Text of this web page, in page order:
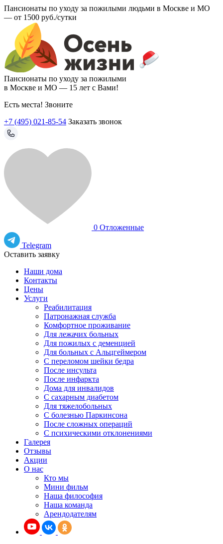
Пансионаты по уходу за пожилыми людьми в Москве и МО
— от 1500 руб./сутки
Пансионаты по уходу за пожилыми
в Москве и МО — 15 лет с Вами!
Есть места! Звоните
+7 (495) 021-85-54 Заказать звонок
0 Отложенные
Telegram
Оставить заявку
Наши дома
Контакты
Цены
Услуги
Реабилитация
Патронажная служба
Комфортное проживание
Для лежачих больных
Для пожилых с деменцией
Для больных с Альцгеймером
С переломом шейки бедра
После инсульта
После инфаркта
Дома для инвалидов
С сахарным диабетом
Для тяжелобольных
С болезнью Паркинсона
После сложных операций
С психическими отклонениями
Галерея
Отзывы
Акции
О нас
Кто мы
Мини фильм
Наша философия
Наша команда
Арендодателям